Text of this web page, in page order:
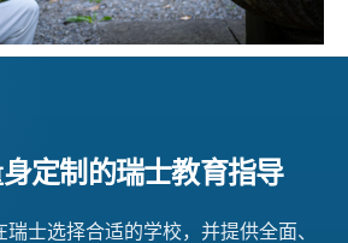
定制的瑞士教育指导
士选择合适的学校，并提供全面、